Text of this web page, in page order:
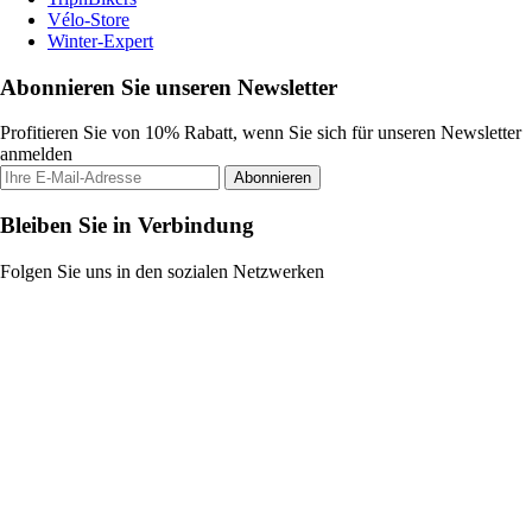
Vélo-Store
Winter-Expert
Abonnieren Sie unseren Newsletter
Profitieren Sie von 10% Rabatt, wenn Sie sich für unseren Newsletter
anmelden
Abonnieren
Bleiben Sie in Verbindung
Folgen Sie uns in den sozialen Netzwerken